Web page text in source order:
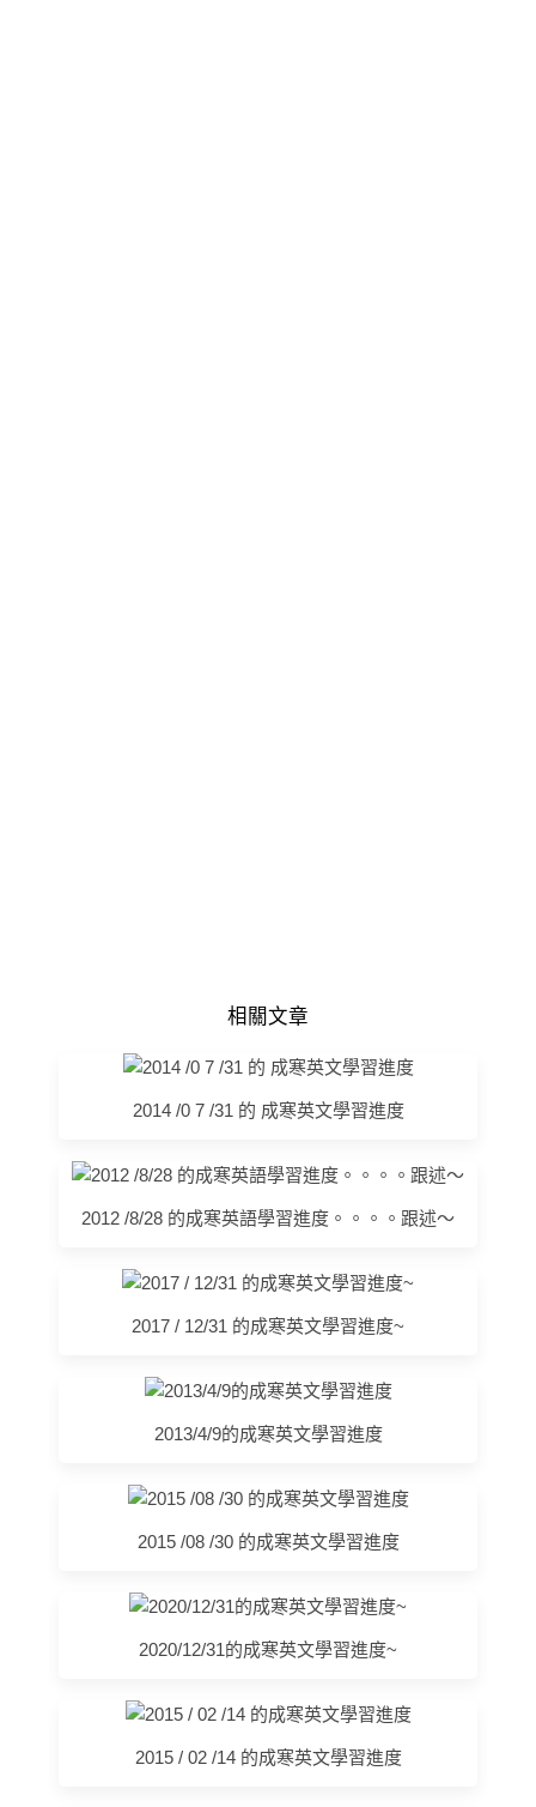
相關文章
2014 /0 7 /31 的 成寒英文學習進度
2012 /8/28 的成寒英語學習進度。。。。跟述～
2017 / 12/31 的成寒英文學習進度~
2013/4/9的成寒英文學習進度
2015 /08 /30 的成寒英文學習進度
2020/12/31的成寒英文學習進度~
2015 / 02 /14 的成寒英文學習進度